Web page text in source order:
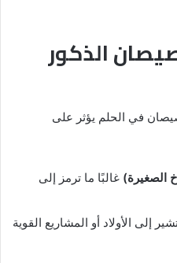
الذكور
في الحلم يؤثر على
الصغيرة) غالبًا ما ترمز إلى
إلى الأولاد أو المشاريع القوية